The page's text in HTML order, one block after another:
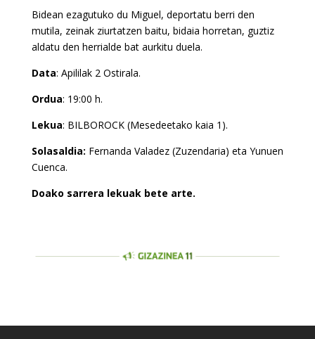
Bidean ezagutuko du Miguel, deportatu berri den
mutila, zeinak ziurtatzen baitu, bidaia horretan, guztiz
aldatu den herrialde bat aurkitu duela.
Data: Apililak 2 Ostirala.
Ordua: 19:00 h.
Lekua: BILBOROCK (Mesedeetako kaia 1).
Solasaldia: Fernanda Valadez (Zuzendaria) eta Yunuen
Cuenca.
Doako sarrera lekuak bete arte.